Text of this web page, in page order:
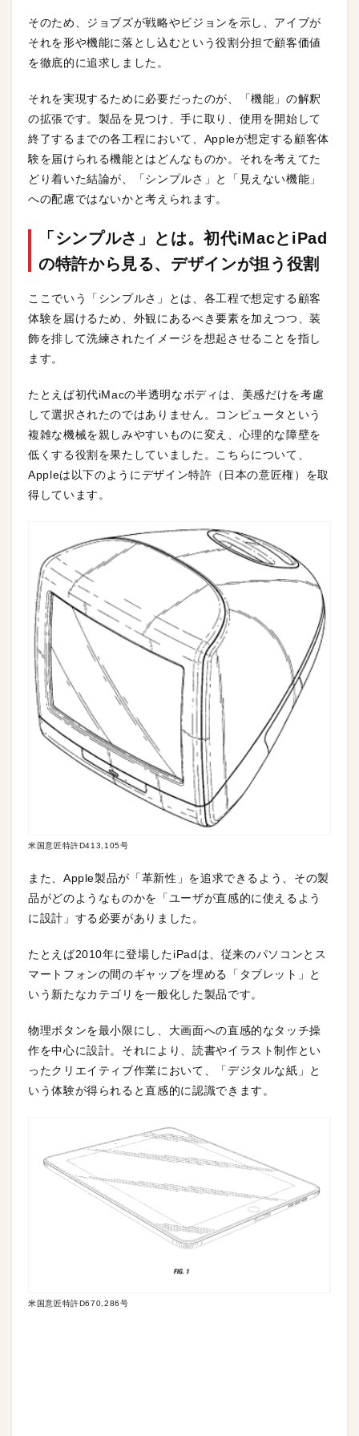
そのため、ジョブズが戦略やビジョンを示し、アイブが
それを形や機能に落とし込むという役割分担で顧客価値
を徹底的に追求しました。
それを実現するために必要だったのが、「機能」の解釈
の拡張です。製品を見つけ、手に取り、使用を開始して
終了するまでの各工程において、Appleが想定する顧客体
験を届けられる機能とはどんなものか。それを考えてた
どり着いた結論が、「シンプルさ」と「見えない機能」
への配慮ではないかと考えられます。
「シンプルさ」とは。初代iMacとiPad
の特許から見る、デザインが担う役割
ここでいう「シンプルさ」とは、各工程で想定する顧客
体験を届けるため、外観にあるべき要素を加えつつ、装
飾を排して洗練されたイメージを想起させることを指し
ます。
たとえば初代iMacの半透明なボディは、美感だけを考慮
して選択されたのではありません。コンピュータという
複雑な機械を親しみやすいものに変え、心理的な障壁を
低くする役割を果たしていました。こちらについて、
Appleは以下のようにデザイン特許（日本の意匠権）を取
得しています。
米国意匠特許D413,105号
また、Apple製品が「革新性」を追求できるよう、その製
品がどのようなものかを「ユーザが直感的に使えるよう
に設計」する必要がありました。
たとえば2010年に登場したiPadは、従来のパソコンとス
マートフォンの間のギャップを埋める「タブレット」と
いう新たなカテゴリを一般化した製品です。
物理ボタンを最小限にし、大画面への直感的なタッチ操
作を中心に設計。それにより、読書やイラスト制作とい
ったクリエイティブ作業において、「デジタルな紙」と
いう体験が得られると直感的に認識できます。
米国意匠特許D670,286号